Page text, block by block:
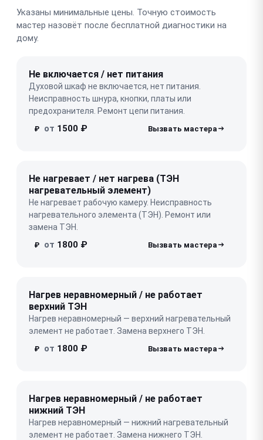
Указаны минимальные цены. Точную стоимость
мастер назовёт после бесплатной диагностики на
дому.
Не включается / нет питания
Духовой шкаф не включается, нет питания.
Неисправность шнура, кнопки, платы или
предохранителя. Ремонт цепи питания.
₽ от 1500 ₽
Не нагревает / нет нагрева (ТЭН
нагревательный элемент)
Не нагревает рабочую камеру. Неисправность
нагревательного элемента (ТЭН). Ремонт или
замена ТЭН.
₽ от 1800 ₽
Нагрев неравномерный / не работает
верхний ТЭН
Нагрев неравномерный — верхний нагревательный
элемент не работает. Замена верхнего ТЭН.
₽ от 1800 ₽
Нагрев неравномерный / не работает
нижний ТЭН
Нагрев неравномерный — нижний нагревательный
элемент не работает. Замена нижнего ТЭН.